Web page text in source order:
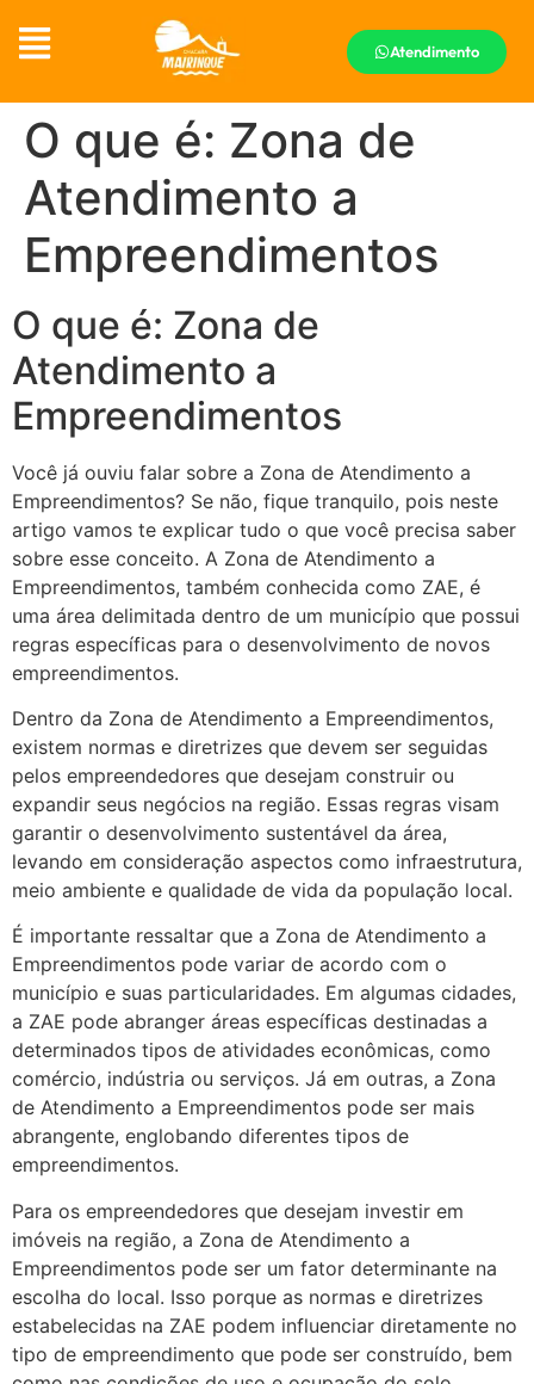
Atendimento
O que é: Zona de
Atendimento a
Empreendimentos
O que é: Zona de
Atendimento a
Empreendimentos
Você já ouviu falar sobre a Zona de Atendimento a
Empreendimentos? Se não, fique tranquilo, pois neste
artigo vamos te explicar tudo o que você precisa saber
sobre esse conceito. A Zona de Atendimento a
Empreendimentos, também conhecida como ZAE, é
uma área delimitada dentro de um município que possui
regras específicas para o desenvolvimento de novos
empreendimentos.
Dentro da Zona de Atendimento a Empreendimentos,
existem normas e diretrizes que devem ser seguidas
pelos empreendedores que desejam construir ou
expandir seus negócios na região. Essas regras visam
garantir o desenvolvimento sustentável da área,
levando em consideração aspectos como infraestrutura,
meio ambiente e qualidade de vida da população local.
É importante ressaltar que a Zona de Atendimento a
Empreendimentos pode variar de acordo com o
município e suas particularidades. Em algumas cidades,
a ZAE pode abranger áreas específicas destinadas a
determinados tipos de atividades econômicas, como
comércio, indústria ou serviços. Já em outras, a Zona
de Atendimento a Empreendimentos pode ser mais
abrangente, englobando diferentes tipos de
empreendimentos.
Para os empreendedores que desejam investir em
imóveis na região, a Zona de Atendimento a
Empreendimentos pode ser um fator determinante na
escolha do local. Isso porque as normas e diretrizes
estabelecidas na ZAE podem influenciar diretamente no
tipo de empreendimento que pode ser construído, bem